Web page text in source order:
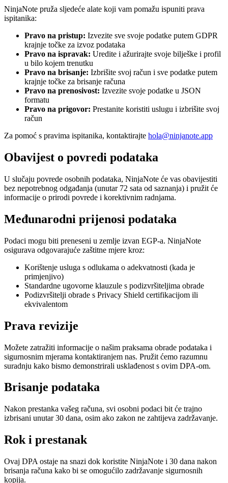
NinjaNote pruža sljedeće alate koji vam pomažu ispuniti prava
ispitanika:
Pravo na pristup: Izvezite sve svoje podatke putem GDPR
krajnje točke za izvoz podataka
Pravo na ispravak: Uredite i ažurirajte svoje bilješke i profil
u bilo kojem trenutku
Pravo na brisanje: Izbrišite svoj račun i sve podatke putem
krajnje točke za brisanje računa
Pravo na prenosivost: Izvezite svoje podatke u JSON
formatu
Pravo na prigovor: Prestanite koristiti uslugu i izbrišite svoj
račun
Za pomoć s pravima ispitanika, kontaktirajte hola@ninjanote.app
Obavijest o povredi podataka
U slučaju povrede osobnih podataka, NinjaNote će vas obavijestiti
bez nepotrebnog odgađanja (unutar 72 sata od saznanja) i pružit će
informacije o prirodi povrede i korektivnim radnjama.
Međunarodni prijenosi podataka
Podaci mogu biti preneseni u zemlje izvan EGP-a. NinjaNote
osigurava odgovarajuće zaštitne mjere kroz:
Korištenje usluga s odlukama o adekvatnosti (kada je
primjenjivo)
Standardne ugovorne klauzule s podizvršiteljima obrade
Podizvršitelji obrade s Privacy Shield certifikacijom ili
ekvivalentom
Prava revizije
Možete zatražiti informacije o našim praksama obrade podataka i
sigurnosnim mjerama kontaktiranjem nas. Pružit ćemo razumnu
suradnju kako bismo demonstrirali usklađenost s ovim DPA-om.
Brisanje podataka
Nakon prestanka vašeg računa, svi osobni podaci bit će trajno
izbrisani unutar 30 dana, osim ako zakon ne zahtijeva zadržavanje.
Rok i prestanak
Ovaj DPA ostaje na snazi dok koristite NinjaNote i 30 dana nakon
brisanja računa kako bi se omogućilo zadržavanje sigurnosnih
kopija.